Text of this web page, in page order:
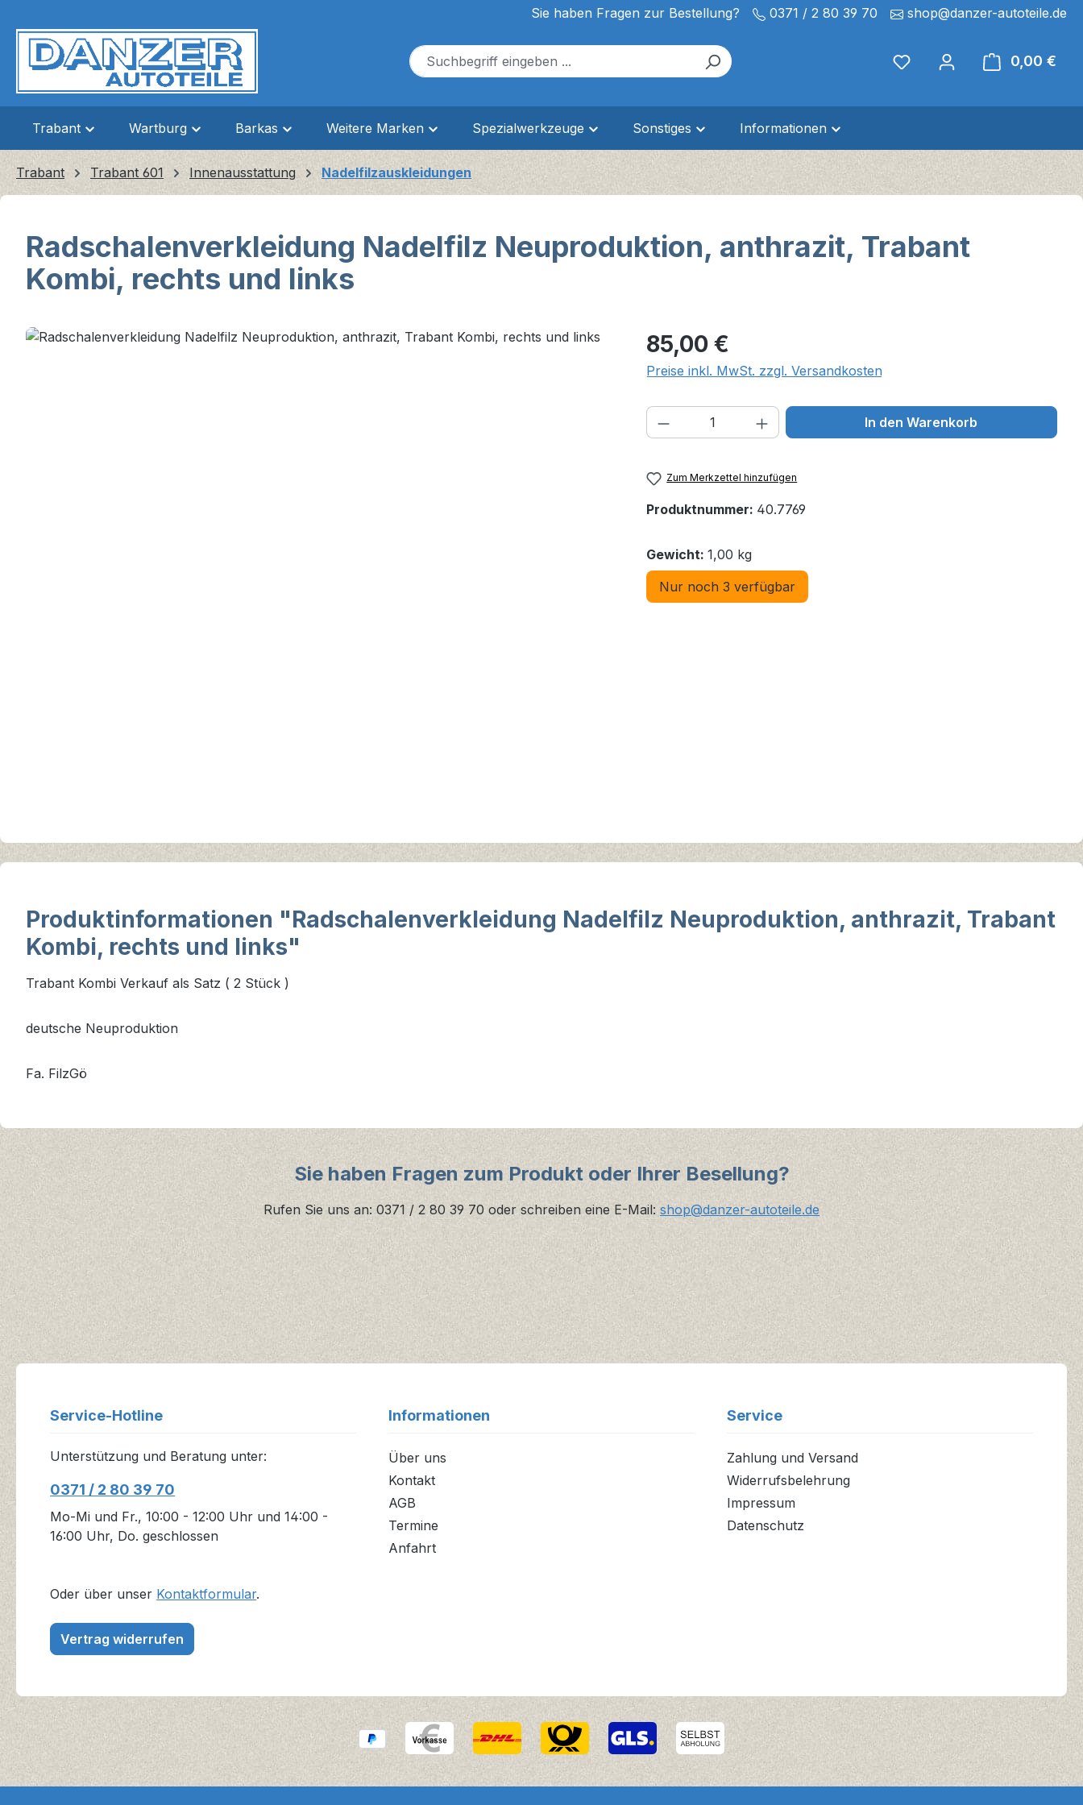
Sie haben Fragen zur Bestellung? 0371 / 2 80 39 70 shop@danzer-autoteile.de
0,00 €
Trabant Wartburg Barkas Weitere Marken Spezialwerkzeuge Sonstiges Informationen
Trabant Trabant 601 Innenausstattung Nadelfilzauskleidungen
Radschalenverkleidung Nadelfilz Neuproduktion, anthrazit, Trabant
Kombi, rechts und links
Bildergalerie überspringen Regulärer Preis:
85,00 €
Preise inkl. MwSt. zzgl. Versandkosten
Produkt Anzahl: Gib den gewünschten Wert
In den Warenkorb
Zum Merkzettel hinzufügen
Produktnummer: 40.7769
Gewicht: 1,00 kg
Nur noch 3 verfügbar
Produktinformationen "Radschalenverkleidung Nadelfilz Neuproduktion, anthrazit, Trabant
Kombi, rechts und links"
Trabant Kombi Verkauf als Satz ( 2 Stück )
deutsche Neuproduktion
Fa. FilzGö
Sie haben Fragen zum Produkt oder Ihrer Besellung?
Rufen Sie uns an: 0371 / 2 80 39 70 oder schreiben eine E-Mail: shop@danzer-autoteile.de
Service-Hotline
Unterstützung und Beratung unter:
0371 / 2 80 39 70
Mo-Mi und Fr., 10:00 - 12:00 Uhr und 14:00 -
16:00 Uhr, Do. geschlossen
Oder über unser Kontaktformular.
Vertrag widerrufen
Informationen
Über uns
Kontakt
AGB
Termine
Anfahrt
Service
Zahlung und Versand
Widerrufsbelehrung
Impressum
Datenschutz